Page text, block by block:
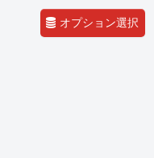
オプション選択